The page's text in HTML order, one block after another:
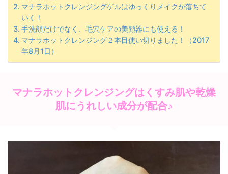
マナラホットクレンジングゲルはゆっくりメイクが落ちて
いく！
手洗顔だけでなく、毛穴ケアの美顔器にも使える！
マナラホットクレンジング２本目使い切りました！（2017
年8月1日）
マナラホットクレンジングはくすみ肌や乾燥
肌にうれしい成分が配合♪